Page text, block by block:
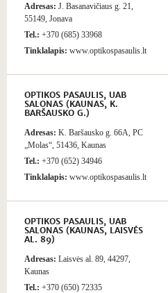
Adresas: J. Basanavičiaus g. 21,
55149, Jonava
Tel.: +370 (685) 33968
Tinklalapis: www.optikospasaulis.lt
OPTIKOS PASAULIS, UAB
SALONAS (KAUNAS, K.
BARŠAUSKO G.)
Adresas: K. Baršausko g. 66A, PC
„Molas“, 51436, Kaunas
Tel.: +370 (652) 34946
Tinklalapis: www.optikospasaulis.lt
OPTIKOS PASAULIS, UAB
SALONAS (KAUNAS, LAISVĖS
AL. 89)
Adresas: Laisvės al. 89, 44297,
Kaunas
Tel.: +370 (650) 72335